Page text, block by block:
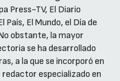
Press-TV, El Diario
País, El Mundo, el Día de
obstante, la mayor
se ha desarrollado
a la que se incorporó en
redactor especializado en